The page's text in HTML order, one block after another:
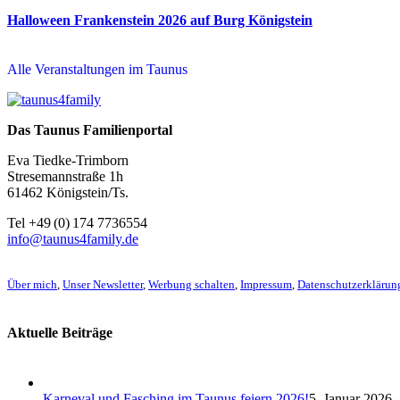
Halloween Frankenstein 2026 auf Burg Königstein
Alle Veranstaltungen im Taunus
Das Taunus Familienportal
Eva Tiedke-Trimborn
Stresemannstraße 1h
61462 Königstein/Ts.
Tel +49 (0) 174 7736554
info@taunus4family.de
Über mich, Unser Newsletter, Werbung schalten, Impressum,
Aktuelle Beiträge